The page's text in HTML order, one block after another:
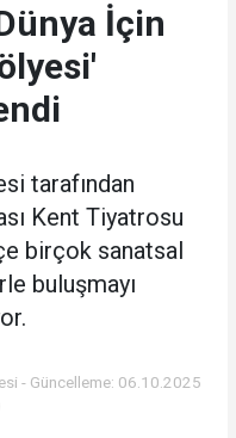
İçin
tarafından
Kent Tiyatrosu
birçok sanatsal
buluşmayı
- Güncelleme: 06.10.2025